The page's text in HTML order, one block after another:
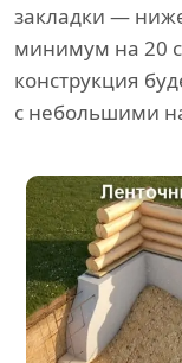
закладки —
минимум на 20
конструкция
с небольшими